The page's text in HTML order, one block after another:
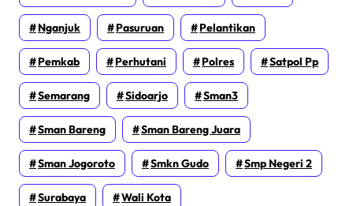
Nganjuk Pasuruan Pelantikan
Pemkab Perhutani Polres Satpol Pp
Semarang Sidoarjo Sman3
Sman Bareng Sman Bareng Juara
Sman Jogoroto Smkn Gudo Smp Negeri 2
Surabaya Wali Kota